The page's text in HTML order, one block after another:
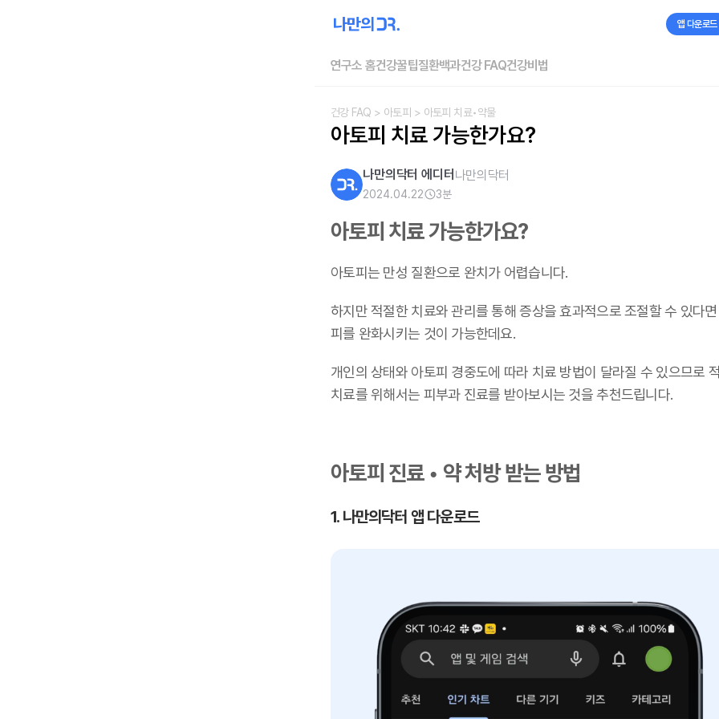
앱 다운로드
연구소 홈건강꿀팁질환백과건강 FAQ건강비법
건강 FAQ > 아토피 > 아토피 치료•약물
아토피 치료 가능한가요?
나만의닥터 에디터 나만의닥터
2024.04.22 3분
아토피 치료 가능한가요?
아토피는 만성 질환으로 완치가 어렵습니다.
하지만 적절한 치료와 관리를 통해 증상을 효과적으로 조절할 수 있다
피를 완화시키는 것이 가능한데요.
개인의 상태와 아토피 경중도에 따라 치료 방법이 달라질 수 있으므로
치료를 위해서는 피부과 진료를 받아보시는 것을 추천드립니다.
아토피 진료 • 약 처방 받는 방법
1. 나만의닥터 앱 다운로드